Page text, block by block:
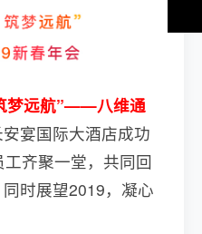
梦远航”——八维通
宴国际大酒店成功
工齐聚一堂，共同回
时展望2019，凝心